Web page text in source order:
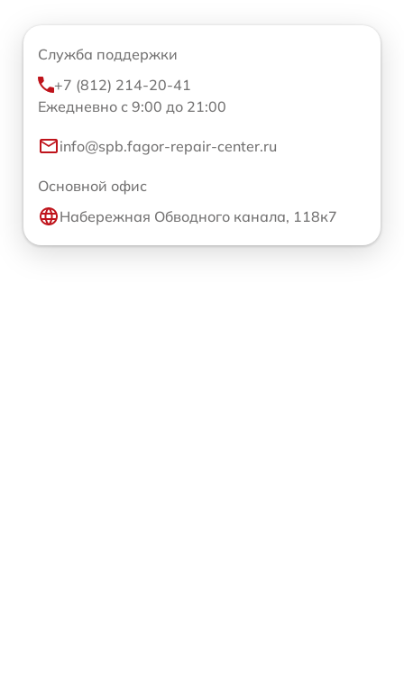
Служба поддержки
+7 (812) 214-20-41
Ежедневно с 9:00 до 21:00
info@spb.fagor-repair-center.ru
Основной офис
Набережная Обводного канала, 118к7